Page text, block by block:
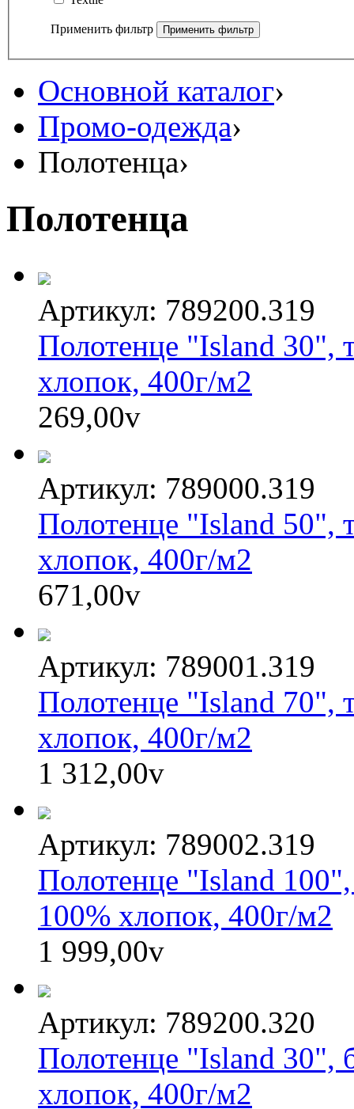
Применить фильтр
Основной каталог›
Промо-одежда›
Полотенца›
Полотенца
Артикул: 789200.319
Полотенце "Island 30",
хлопок, 400г/м2
269,00v
Артикул: 789000.319
Полотенце "Island 50",
хлопок, 400г/м2
671,00v
Артикул: 789001.319
Полотенце "Island 70",
хлопок, 400г/м2
1 312,00v
Артикул: 789002.319
Полотенце "Island
100% хлопок, 400г/м2
1 999,00v
Артикул: 789200.320
Полотенце "Island 30",
хлопок, 400г/м2